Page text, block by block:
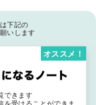
下記の
いします
できます
を受けることができま
オススメ！